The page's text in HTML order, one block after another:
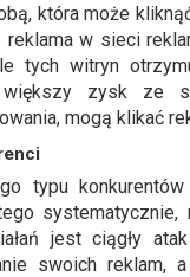
która może
reklama w sieci
tych witryn
zysk ze
mogą klikać
typu
systematycznie,
jest ciągły
swoich reklam,